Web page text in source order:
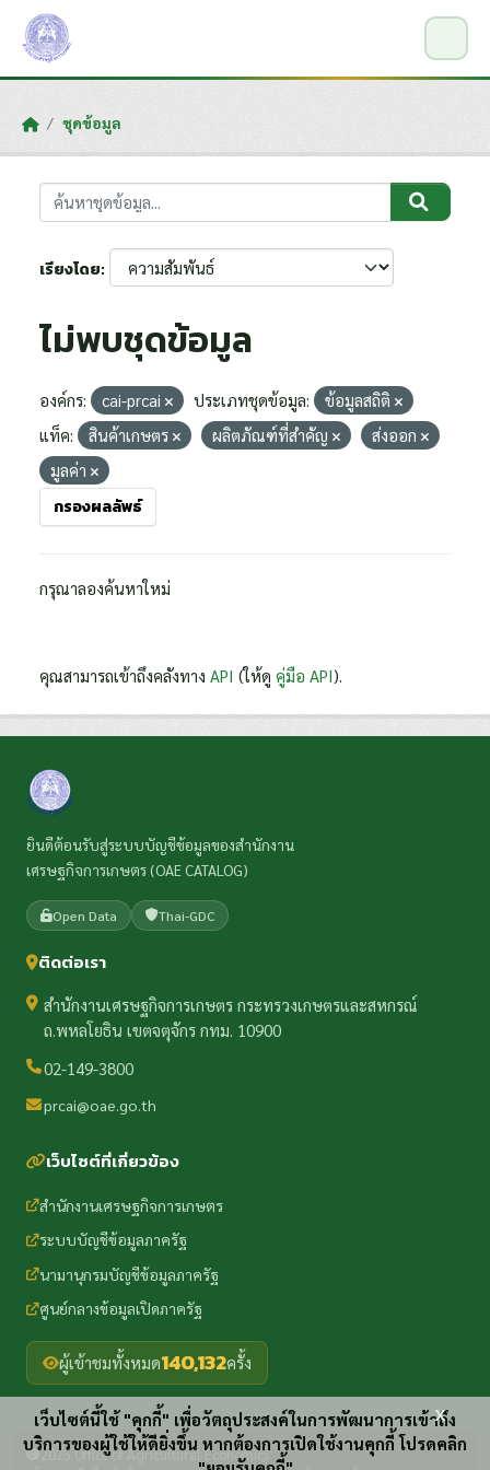
Skip to main content
ชุดข้อมูล
เรียงโดย
ไม่พบชุดข้อมูล
องค์กร: cai-prcai ประเภทชุดข้อมูล:
ข้อมูลสถิติ
แท็ค:
สินค้าเกษตร ผลิตภัณฑ์ที่สำคัญ
ส่งออก
มูลค่า
กรองผลลัพธ์
กรุณาลองค้นหาใหม่
คุณสามารถเข้าถึงคลังทาง API (ให้ดู คู่มือ API).
ยินดีต้อนรับสู่ระบบบัญชีข้อมูลของสำนักงาน
เศรษฐกิจการเกษตร (OAE CATALOG)
Open Data Thai-GDC
ติดต่อเรา
สำนักงานเศรษฐกิจการเกษตร กระทรวงเกษตรและสหกรณ์
ถ.พหลโยธิน เขตจตุจักร กทม. 10900
02-149-3800
prcai@oae.go.th
เว็บไซต์ที่เกี่ยวข้อง
สำนักงานเศรษฐกิจการเกษตร
ระบบบัญชีข้อมูลภาครัฐ
นามานุกรมบัญชีข้อมูลภาครัฐ
ศูนย์กลางข้อมูลเปิดภาครัฐ
ผู้เข้าชมทั้งหมด140,132ครั้ง
2025 Office of Agricultural Economics
เว็บไซต์นี้ใช้ "คุกกี้" เพื่อวัตถุประสงค์ในการพัฒนาการเข้าถึง
บริการของผู้ใช้ให้ดียิ่งขึ้น หากต้องการเปิดใช้งานคุกกี้ โปรดคลิก
x